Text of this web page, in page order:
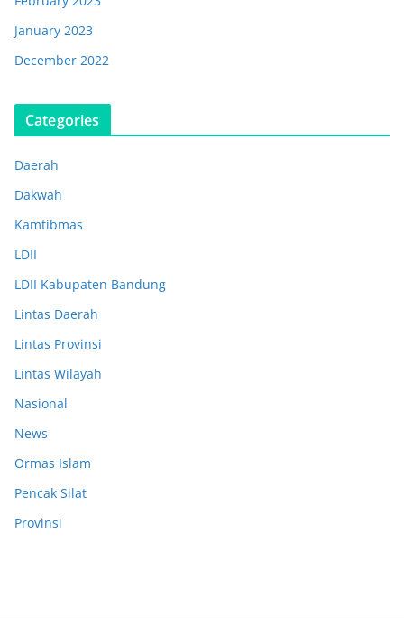
January 2023
December 2022
Categories
Daerah
Dakwah
Kamtibmas
LDII
LDII Kabupaten Bandung
Lintas Daerah
Lintas Provinsi
Lintas Wilayah
Nasional
News
Ormas Islam
Pencak Silat
Provinsi